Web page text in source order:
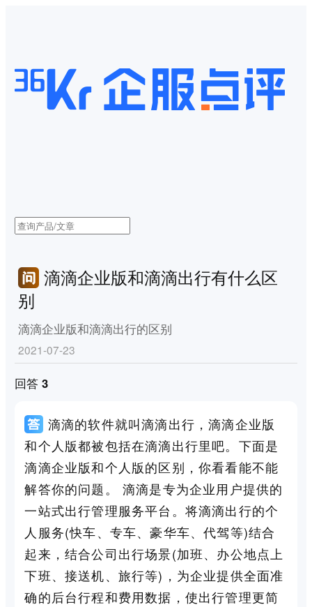
滴滴企业版和滴滴出行有什么区
别
滴滴企业版和滴滴出行的区别
2021-07-23
回答 3
滴滴的软件就叫滴滴出行，滴滴企业版
和个人版都被包括在滴滴出行里吧。下面是
滴滴企业版和个人版的区别，你看看能不能
解答你的问题。 滴滴是专为企业用户提供的
一站式出行管理服务平台。将滴滴出行的个
人服务(快车、专车、豪华车、代驾等)结合
起来，结合公司出行场景(加班、办公地点上
下班、接送机、旅行等)，为企业提供全面准
确的后台行程和费用数据，使出行管理更简